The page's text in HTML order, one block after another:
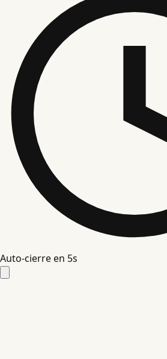
Auto-cierre en 4s